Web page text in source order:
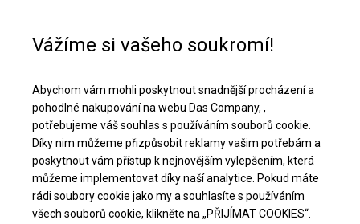
Stáhněte si nabídku PDF
Vážíme si vašeho soukromí!
Abychom vám mohli poskytnout snadnější procházení a
pohodlné nakupování na webu Das Company, ,
potřebujeme váš souhlas s používáním souborů cookie.
Díky nim můžeme přizpůsobit reklamy vašim potřebám a
poskytnout vám přístup k nejnovějším vylepšením, která
můžeme implementovat díky naší analytice. Pokud máte
rádi soubory cookie jako my a souhlasíte s používáním
všech souborů cookie, klikněte na „PŘIJÍMAT COOKIES“.